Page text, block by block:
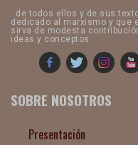
..de todos ellos y de sus
dedicado al marxismo y que
sirva de modesta
ideas y conceptos.
SOBRE NOSOTROS
Presentación